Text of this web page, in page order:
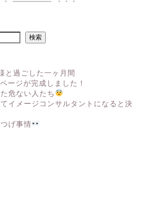
検索
と過ごした一ヶ月間
ージが完成しました！
危ない人たち
イメージコンサルタントになると決
げ事情